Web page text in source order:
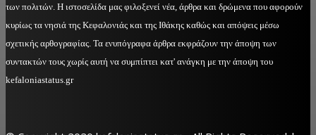
των πολιτών. Η ιστοσελίδα μας φιλοξενεί νέα, άρθρα και δρώμενα που αφορούν
κυρίως τα νησιά της Κεφαλονιάς και της Ιθάκης καθώς και απόψεις μέσω
σχετικής αρθογραφίας. Τα ενυπόγραφα άρθρα εκφράζουν την άποψη των
συντακτών τους χωρίς αυτή να συμπίπτει κατ' ανάγκη με την άποψη του
kefaloniastatus.gr